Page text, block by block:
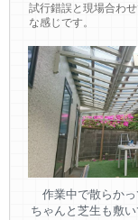
試行錯誤と現場合わ
な感じです。
作業中で散らか
ちゃんと芝生も敷